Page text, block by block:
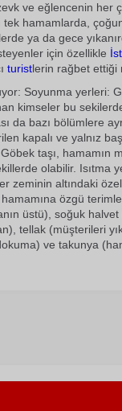
ve eğlencenin her
tek hamamlarda,
ya da gece
için özellikle
turistlerin rağbet ettiği
Soyunma yerleri:
kimseler bu
da bazı bölümlere
kapalı ve yalnız
taşı, hamamın
olabilir. Isıtma
zeminin altındaki
özgü
üstü), soğuk
tellak (müşterileri
ve takunya